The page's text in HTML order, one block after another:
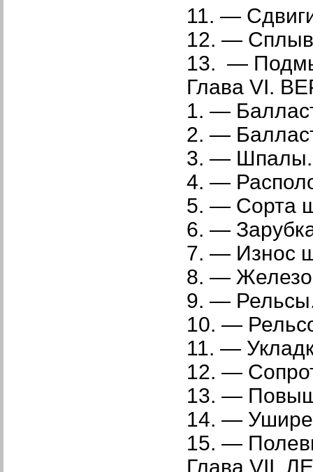
11. —
12. —
13. —
Глава VI.
1. —
2. —
3. — Шпалы.
4. —
5. — Сорта
6. —
7. — Износ
8. —
9. —
10. —
11. —
12. —
13. —
14. —
15. —
Глава VII.